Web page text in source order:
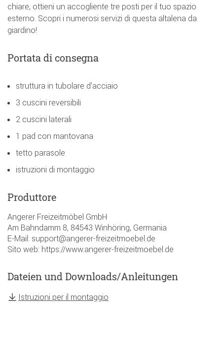
chiare, ottieni un accogliente tre posti per il tuo spazio
esterno. Scopri i numerosi servizi di questa altalena da
giardino!
Portata di consegna
struttura in tubolare d'acciaio
3 cuscini reversibili
2 cuscini laterali
1 pad con mantovana
tetto parasole
istruzioni di montaggio
Produttore
Angerer Freizeitmöbel GmbH
Am Bahndamm 8, 84543 Winhöring, Germania
E-Mail: support@angerer-freizeitmoebel.de
Sito web: https://www.angerer-freizeitmoebel.de
Dateien und Downloads/Anleitungen
Istruzioni per il montaggio